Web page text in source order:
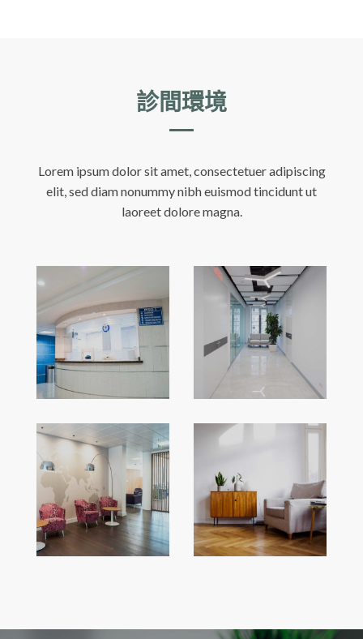
診間環境
Lorem ipsum dolor sit amet, consectetuer adipiscing
elit, sed diam nonummy nibh euismod tincidunt ut
laoreet dolore magna.